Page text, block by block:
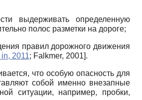
выдерживать определенную
полос разметки на дороге;
правил дорожного движения
2011; Falkmer, 2001].
что особую опасность для
собой именно внезапные
ситуации, например, пробки,